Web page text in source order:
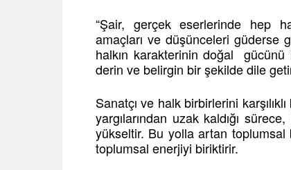
“Şair, gerçek eserlerinde hep
amaçları ve düşünceleri
halkın karakterinin doğal
derin ve belirgin bir şekilde dile
Sanatçı ve halk birbirlerini
yargılarından uzak kaldığı
yükseltir. Bu yolla artan toplumsal
toplumsal enerjiyi biriktirir.